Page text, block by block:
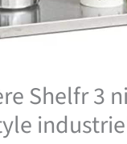
Shelfr 3